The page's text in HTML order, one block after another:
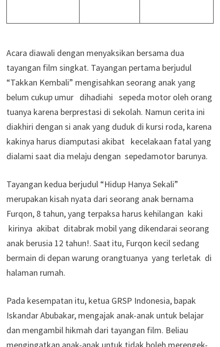
Acara diawali dengan menyaksikan bersama dua
tayangan film singkat. Tayangan pertama berjudul
“Takkan Kembali” mengisahkan seorang anak yang
belum cukup umur dihadiahi sepeda motor oleh orang
tuanya karena berprestasi di sekolah. Namun cerita ini
diakhiri dengan si anak yang duduk di kursi roda, karena
kakinya harus diamputasi akibat kecelakaan fatal yang
dialami saat dia melaju dengan sepedamotor barunya.
Tayangan kedua berjudul “Hidup Hanya Sekali”
merupakan kisah nyata dari seorang anak bernama
Furqon, 8 tahun, yang terpaksa harus kehilangan kaki
kirinya akibat ditabrak mobil yang dikendarai seorang
anak berusia 12 tahun!. Saat itu, Furqon kecil sedang
bermain di depan warung orangtuanya yang terletak di
halaman rumah.
Pada kesempatan itu, ketua GRSP Indonesia, bapak
Iskandar Abubakar, mengajak anak-anak untuk belajar
dan mengambil hikmah dari tayangan film. Beliau